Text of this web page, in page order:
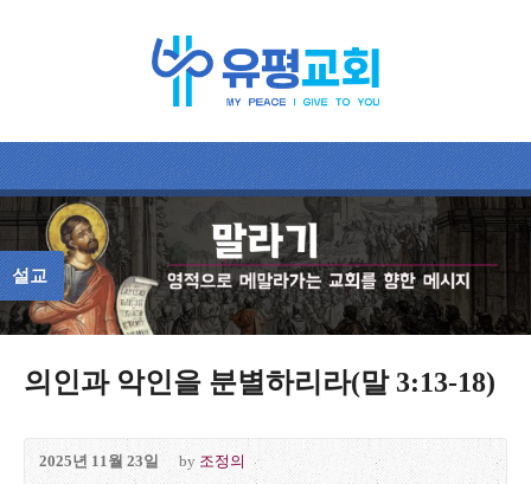
설교
의인과 악인을 분별하리라(말 3:13-18)
2025년 11월 23일 by 조정의